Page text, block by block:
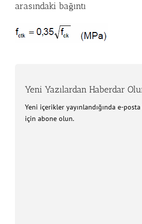
arasındaki bağıntı
Yeni Yazılardan Haberdar
Yeni içerikler yayınlandığında e-
için abone olun.